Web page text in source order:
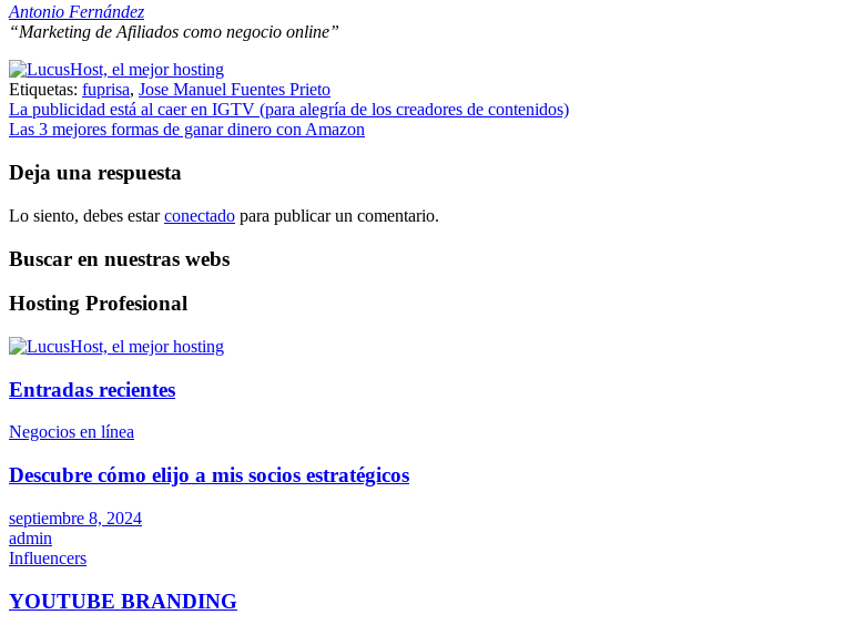
Antonio Fernández
“Marketing de Afiliados como negocio online”
Etiquetas: fuprisa, Jose Manuel Fuentes Prieto
Navegación
de
entradas
La publicidad está al caer en IGTV (para alegría de los creadores de contenidos)
Las 3 mejores formas de ganar dinero con Amazon
Deja una respuesta
Lo siento, debes estarconectado para publicar un comentario.
Buscar en nuestras webs
Hosting Profesional
Entradas recientes
Negocios en línea
Descubre cómo elijo a mis socios estratégicos
septiembre 8, 2024
admin
Influencers
YOUTUBE BRANDING